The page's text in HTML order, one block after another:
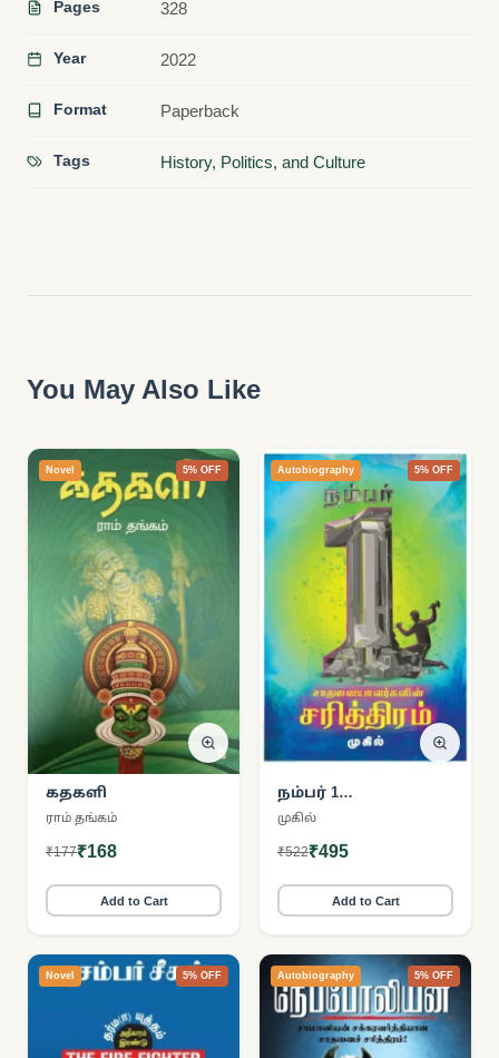
Pages 328
Year 2022
Format Paperback
Tags History, Politics, and Culture
You May Also Like
Novel 5% OFF
கதகளி
ராம் தங்கம்
₹177₹168
Add to Cart
Autobiography 5% OFF
நம்பர் 1
சாதனையாளர்களின்
முகில்
₹522₹495
Add to Cart
Novel 5% OFF Autobiography 5% OFF